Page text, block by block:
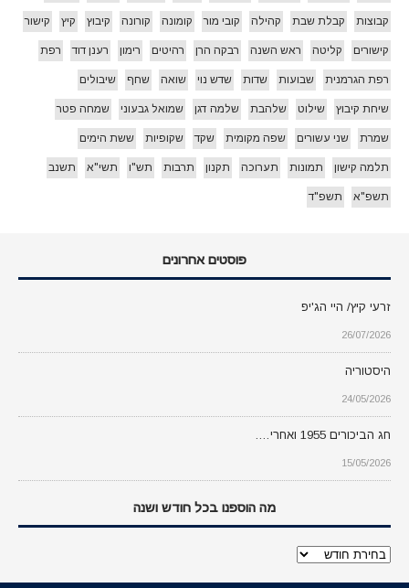
קבוצות קבלת שבת קהילה קובי מור קומונה קורונה קיבוץ קיץ קישור
קישורים קליטה ראש השנה רבקה הרן רהיטים רימון רענן דוד רפת
רפת הגרמנית שבועות שדות שדש נוי שואה שחף שיבולים
שיחת קיבוץ שילוט שלהבת שלמה דגן שמואל גבעוני שמחה פטר
שמרת שני עשורים שפה מקומית שקד שקופיות ששת הימים
תלמה קישון תמונות תערוכה תקנון תרבות תש"ו תשי"א תשנב
תשפ"א תשפ"ד
פוסטים אחרונים
זרעי קיץ/ היי הג'יפ
26/07/2026
היסטוריה
24/05/2026
חג הביכורים 1955 ואחרי….
15/05/2026
מה הוספנו בכל חודש ושנה
מה